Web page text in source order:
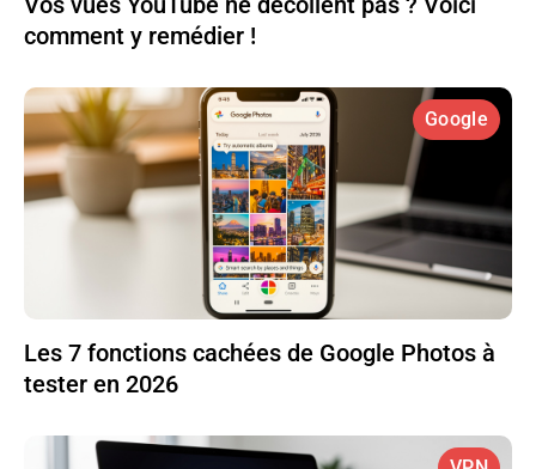
comment y remédier !
Google
Les 7 fonctions cachées de Google Photos à
tester en 2026